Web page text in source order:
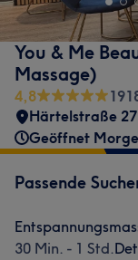
You & Me
Massage)
4,8
Härtelstraße 27
Geöffnet
Passende
30 Min. - 1 Std.